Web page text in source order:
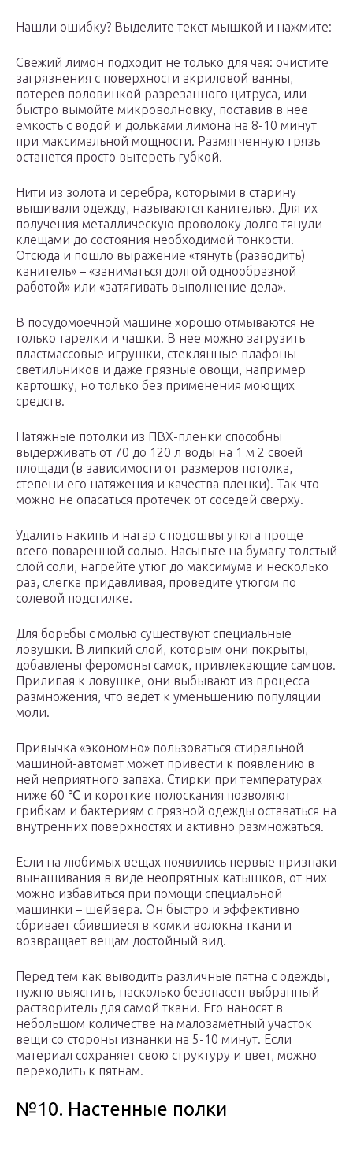
Нашли ошибку? Выделите текст мышкой и нажмите:
Свежий лимон подходит не только для чая: очистите
загрязнения с поверхности акриловой ванны,
потерев половинкой разрезанного цитруса, или
быстро вымойте микроволновку, поставив в нее
емкость с водой и дольками лимона на 8-10 минут
при максимальной мощности. Размягченную грязь
останется просто вытереть губкой.
Нити из золота и серебра, которыми в старину
вышивали одежду, называются канителью. Для их
получения металлическую проволоку долго тянули
клещами до состояния необходимой тонкости.
Отсюда и пошло выражение «тянуть (разводить)
канитель» – «заниматься долгой однообразной
работой» или «затягивать выполнение дела».
В посудомоечной машине хорошо отмываются не
только тарелки и чашки. В нее можно загрузить
пластмассовые игрушки, стеклянные плафоны
светильников и даже грязные овощи, например
картошку, но только без применения моющих
средств.
Натяжные потолки из ПВХ-пленки способны
выдерживать от 70 до 120 л воды на 1 м 2 своей
площади (в зависимости от размеров потолка,
степени его натяжения и качества пленки). Так что
можно не опасаться протечек от соседей сверху.
Удалить накипь и нагар с подошвы утюга проще
всего поваренной солью. Насыпьте на бумагу толстый
слой соли, нагрейте утюг до максимума и несколько
раз, слегка придавливая, проведите утюгом по
солевой подстилке.
Для борьбы с молью существуют специальные
ловушки. В липкий слой, которым они покрыты,
добавлены феромоны самок, привлекающие самцов.
Прилипая к ловушке, они выбывают из процесса
размножения, что ведет к уменьшению популяции
моли.
Привычка «экономно» пользоваться стиральной
машиной-автомат может привести к появлению в
ней неприятного запаха. Стирки при температурах
ниже 60 ℃ и короткие полоскания позволяют
грибкам и бактериям с грязной одежды оставаться на
внутренних поверхностях и активно размножаться.
Если на любимых вещах появились первые признаки
вынашивания в виде неопрятных катышков, от них
можно избавиться при помощи специальной
машинки – шейвера. Он быстро и эффективно
сбривает сбившиеся в комки волокна ткани и
возвращает вещам достойный вид.
Перед тем как выводить различные пятна с одежды,
нужно выяснить, насколько безопасен выбранный
растворитель для самой ткани. Его наносят в
небольшом количестве на малозаметный участок
вещи со стороны изнанки на 5-10 минут. Если
материал сохраняет свою структуру и цвет, можно
переходить к пятнам.
№10. Настенные полки